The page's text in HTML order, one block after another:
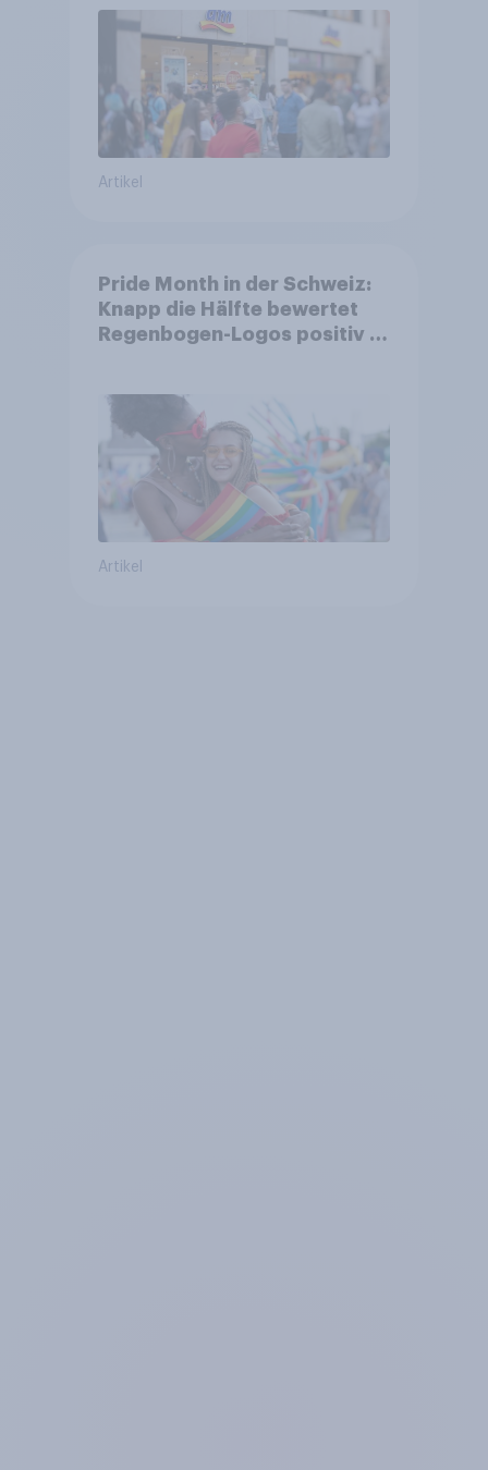
Artikel
Pride Month in der Schweiz:
Knapp die Hälfte bewertet
Regenbogen-Logos positiv –
Artikel